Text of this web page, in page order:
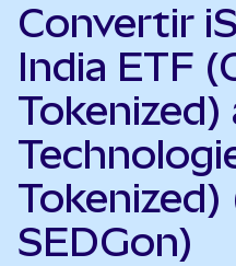
Convertir
India ETF
Tokenized)
Tokenized)
SEDGon)